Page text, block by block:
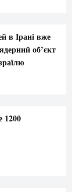
в Ірані вже
об’єкт
1200